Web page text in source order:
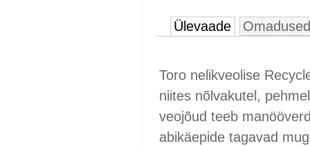
Ülevaade
Toro nelikveolise
niites nõlvakutel,
veojõud teeb
abikäepide tagavad